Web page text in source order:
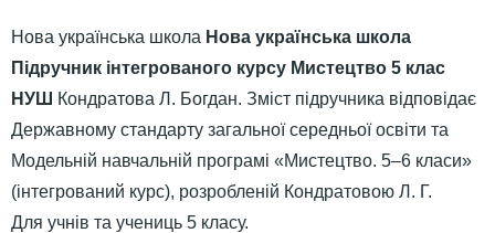
Нова українська школа Нова українська школа
Підручник інтегрованого курсу Мистецтво 5 клас
НУШ Кондратова Л. Богдан. Зміст підручника відповідає
Державному стандарту загальної середньої освіти та
Модельній навчальній програмі «Мистецтво. 5–6 класи»
(інтегрований курс), розробленій Кондратовою Л. Г.
Для учнів та учениць 5 класу.